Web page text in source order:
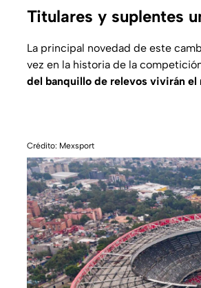
Titulares y suplentes
La principal novedad de este
vez en la historia de la
del banquillo de relevos vivirán
Crédito: Mexsport